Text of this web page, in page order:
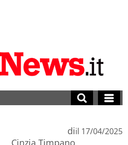
di
Cinzia Timpano
il 17/04/2025